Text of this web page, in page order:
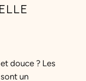
douce ? Les
un